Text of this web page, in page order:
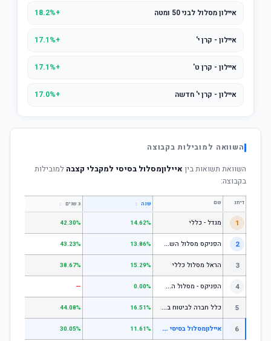
איילון מסלול לבני 50 ומטה +18.2%
איילון - קרן י' +17.1%
איילון - קרן ט' +17.1%
איילון - קרן י' חדשה +17.0%
השוואה למובילות בקבוצה
השוואת תשואות בין איילוןמסלול בסיסי למקבלי קצבה למובילות
בקבוצה:
דירוג שם שנה ↕ 3 שנים ↕
1 מגדל - כללי 14.62%
42.30%
2 ה
פניקס מסלול השקעה כללי 13.86%
43.23%
3 הראל מסלול כללי 15.29%
38.67%
4 ה
פניקס - מסלול השקעה בניהול אישי 0.00%
—
5 כ
לל חברה לביטוח בע"מ כללי 16.51%
44.08%
6 א
יילוןמסלול בסיסי למקבלי קצבה 11.61%
30.05%